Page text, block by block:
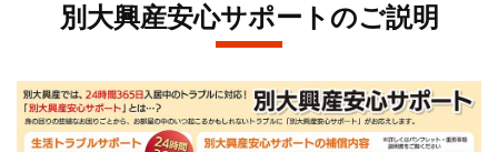
別大興産安心サポートのご説明